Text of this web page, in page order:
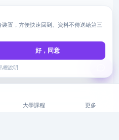
大學課程 更多
置，方便快速回到。資料不傳送給第三
好，同意
權說明